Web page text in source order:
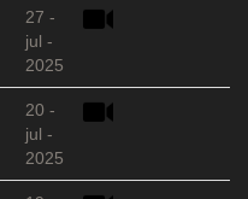
27 -
jul -
2025
20 -
jul -
2025